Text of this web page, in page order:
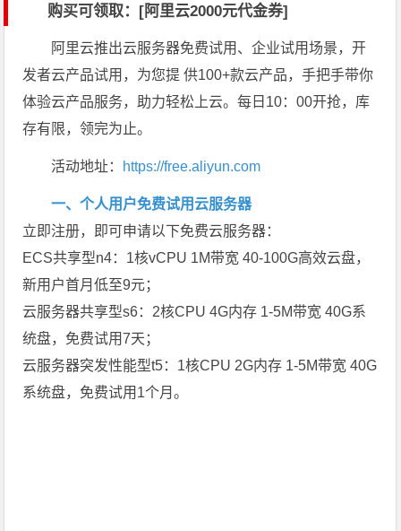
购买可领取：[阿里云2000元代金券]
阿里云推出云服务器免费试用、企业试用场景，开
发者云产品试用，为您提 供100+款云产品，手把手带你
体验云产品服务，助力轻松上云。每日10：00开抢，库
存有限，领完为止。
活动地址： https://free.aliyun.com
一、个人用户免费试用云服务器
立即注册，即可申请以下免费云服务器：
ECS共享型n4：1核vCPU 1M带宽 40-100G高效云盘，
新用户首月低至9元；
云服务器共享型s6：2核CPU 4G内存 1-5M带宽 40G系
统盘，免费试用7天；
云服务器突发性能型t5：1核CPU 2G内存 1-5M带宽 40G
系统盘，免费试用1个月。